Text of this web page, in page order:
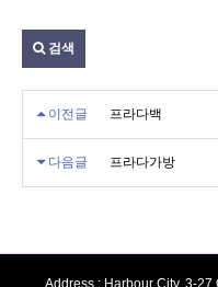
검색
이전글 프라다백
다음글 프라다가방